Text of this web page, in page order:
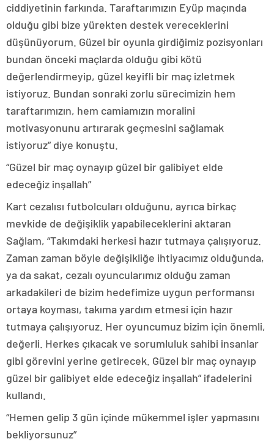
ciddiyetinin farkında. Taraftarımızın Eyüp maçında
olduğu gibi bize yürekten destek vereceklerini
düşünüyorum. Güzel bir oyunla girdiğimiz pozisyonları
bundan önceki maçlarda olduğu gibi kötü
değerlendirmeyip, güzel keyifli bir maç izletmek
istiyoruz. Bundan sonraki zorlu sürecimizin hem
taraftarımızın, hem camiamızın moralini
motivasyonunu artırarak geçmesini sağlamak
istiyoruz” diye konuştu.
“Güzel bir maç oynayıp güzel bir galibiyet elde
edeceğiz inşallah”
Kart cezalısı futbolcuları olduğunu, ayrıca birkaç
mevkide de değişiklik yapabileceklerini aktaran
Sağlam, “Takımdaki herkesi hazır tutmaya çalışıyoruz.
Zaman zaman böyle değişikliğe ihtiyacımız olduğunda,
ya da sakat, cezalı oyuncularımız olduğu zaman
arkadakileri de bizim hedefimize uygun performansı
ortaya koyması, takıma yardım etmesi için hazır
tutmaya çalışıyoruz. Her oyuncumuz bizim için önemli,
değerli. Herkes çıkacak ve sorumluluk sahibi insanlar
gibi görevini yerine getirecek. Güzel bir maç oynayıp
güzel bir galibiyet elde edeceğiz inşallah” ifadelerini
kullandı.
“Hemen gelip 3 gün içinde mükemmel işler yapmasını
bekliyorsunuz”